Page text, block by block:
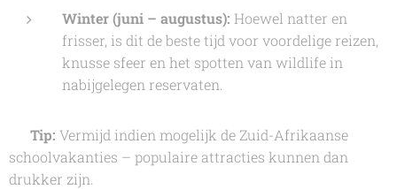
Winter (juni – augustus): Hoewel natter en
frisser, is dit de beste tijd voor voordelige reizen,
knusse sfeer en het spotten van wildlife in
nabijgelegen reservaten.
Tip: Vermijd indien mogelijk de Zuid-Afrikaanse
schoolvakanties – populaire attracties kunnen dan
drukker zijn.